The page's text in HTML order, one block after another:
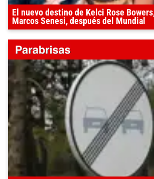
El nuevo destino de Kelci Rose
Marcos Senesi, después del Mundial